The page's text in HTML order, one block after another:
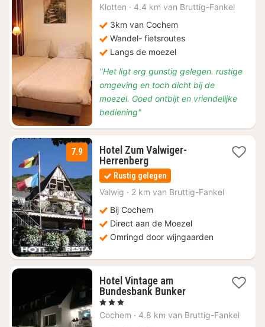
€
Klotten · 4.4 km van Bruttig-Fankel
3km van Cochem
Wandel- fietsroutes
Langs de moezel
"Het ligt erg gunstig gelegen. rustige
omgeving en toch dicht bij de
moezel. Goed ontbijt en vriendelijke
bediening"
7.9
Hotel Zum Valwiger-
Herrenberg1
nacht
vanaf
€
Rustig gelegen
Valwig · 2 km van Bruttig-Fankel
Bij Cochem
Direct aan de Moezel
Omringd door wijngaarden
Hotel Vintage am
Bundesbank Bunker1
vanaf
, 3 Sterren
Cochem · 4.8 km van Bruttig-Fankel